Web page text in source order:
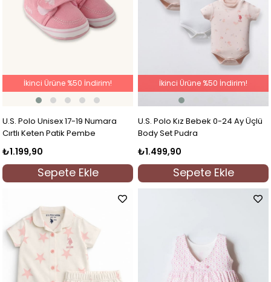
U.S. Polo Unisex 17-19 Numara
Cırtlı Keten Patik Pembe
₺1.199,90
Sepete Ekle
İkinci Ürüne %50 İndirim!
U.S. Polo Kız Bebek 0-24 Ay Üçlü
Body Set Pudra
₺1.499,90
Sepete Ekle
İkinci Ürüne %50 İndirim!